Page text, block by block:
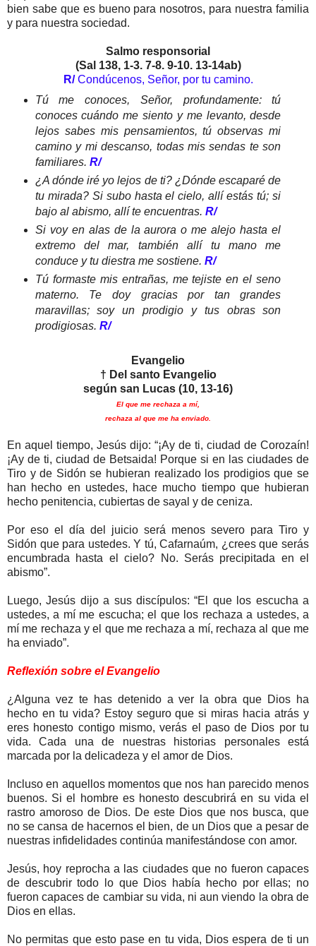
bien sabe que es bueno para nosotros, para nuestra familia
y para nuestra sociedad.
Salmo responsorial
(Sal 138, 1-3. 7-8. 9-10. 13-14ab)
R/Condúcenos, Señor, por tu camino.
Tú me conoces, Señor, profundamente: tú
conoces cuándo me siento y me levanto, desde
lejos sabes mis pensamientos, tú observas mi
camino y mi descanso, todas mis sendas te son
familiares. R/
¿A dónde iré yo lejos de ti? ¿Dónde escaparé de
tu mirada? Si subo hasta el cielo, allí estás tú; si
bajo al abismo, allí te encuentras. R/
Si voy en alas de la aurora o me alejo hasta el
extremo del mar, también allí tu mano me
conduce y tu diestra me sostiene. R/
Tú formaste mis entrañas, me tejiste en el seno
materno. Te doy gracias por tan grandes
maravillas; soy un prodigio y tus obras son
prodigiosas. R/
Evangelio
† Del santo Evangelio
según san Lucas (10, 13-16)
El que me rechaza a mí,
rechaza al que me ha enviado.
En aquel tiempo, Jesús dijo: “¡Ay de ti, ciudad de Corozaín!
¡Ay de ti, ciudad de Betsaida! Porque si en las ciudades de
Tiro y de Sidón se hubieran realizado los prodigios que se
han hecho en ustedes, hace mucho tiempo que hubieran
hecho penitencia, cubiertas de sayal y de ceniza.
Por eso el día del juicio será menos severo para Tiro y
Sidón que para ustedes. Y tú, Cafarnaúm, ¿crees que serás
encumbrada hasta el cielo? No. Serás precipitada en el
abismo”.
Luego, Jesús dijo a sus discípulos: “El que los escucha a
ustedes, a mí me escucha; el que los rechaza a ustedes, a
mí me rechaza y el que me rechaza a mí, rechaza al que me
ha enviado”.
Reflexión sobre el Evangelio
¿Alguna vez te has detenido a ver la obra que Dios ha
hecho en tu vida? Estoy seguro que si miras hacia atrás y
eres honesto contigo mismo, verás el paso de Dios por tu
vida. Cada una de nuestras historias personales está
marcada por la delicadeza y el amor de Dios.
Incluso en aquellos momentos que nos han parecido menos
buenos. Si el hombre es honesto descubrirá en su vida el
rastro amoroso de Dios. De este Dios que nos busca, que
no se cansa de hacernos el bien, de un Dios que a pesar de
nuestras infidelidades continúa manifestándose con amor.
Jesús, hoy reprocha a las ciudades que no fueron capaces
de descubrir todo lo que Dios había hecho por ellas; no
fueron capaces de cambiar su vida, ni aun viendo la obra de
Dios en ellas.
No permitas que esto pase en tu vida, Dios espera de ti un